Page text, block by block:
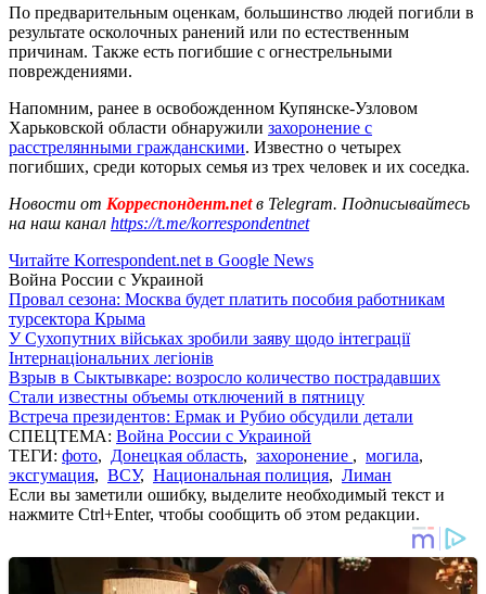
По предварительным оценкам, большинство людей погибли в
результате осколочных ранений или по естественным
причинам. Также есть погибшие с огнестрельными
повреждениями.
Напомним, ранее в освобожденном Купянске-Узловом
Харьковской области обнаружили захоронение с
расстрелянными гражданскими. Известно о четырех
погибших, среди которых семья из трех человек и их соседка.
Новости от Корреспондент.netв Telegram. Подписывайтесь
на наш канал https://t.me/korrespondentnet
Читайте Korrespondent.net в Google News
Война России с Украиной
Провал сезона: Москва будет платить пособия работникам
турсектора Крыма
У Сухопутних військах зробили заяву щодо інтеграції
Інтернаціональних легіонів
Взрыв в Сыктывкаре: возросло количество пострадавших
Стали известны объемы отключений в пятницу
Встреча президентов: Ермак и Рубио обсудили детали
СПЕЦТЕМА: Война России с Украиной
ТЕГИ: фото, Донецкая область, захоронение , могила,
эксгумация, ВСУ, Национальная полиция, Лиман
Если вы заметили ошибку, выделите необходимый текст и
нажмите Ctrl+Enter, чтобы сообщить об этом редакции.